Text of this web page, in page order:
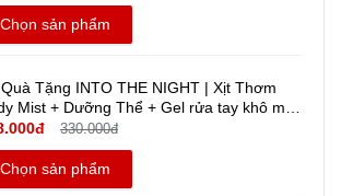
Chọn sản phẩm
Tặng INTO THE NIGHT | Xịt Thơm
Mist + Dưỡng Thể + Gel rửa tay khô mini
size - Bath And Body Works | Chính
Mỹ
330.000đ
Chọn sản phẩm